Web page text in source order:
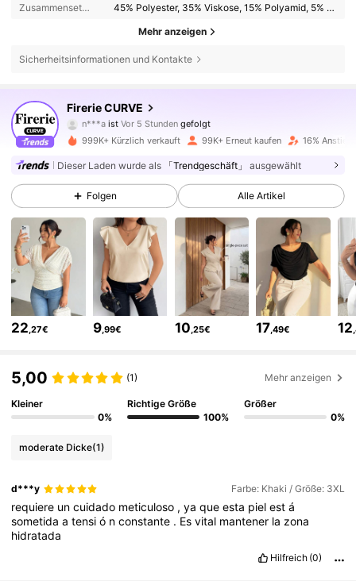
Zusammensetzung: 45% Polyester, 35% Viskose, 15% Polyamid, 5% Elasthan
Mehr anzeigen
Sicherheitsinformationen und Kontakte
Firerie CURVE
n***aist Vor 5 Stundengefolgt
4,76 227K Follower
227K Follower
227K Follower
4,76 227K Follower
4,76 227K Follower
999K+ Kürzlich verkauft 99K+ Erneut kaufen 16%
Dieser Laden wurde als 「Trendgeschäft」 ausgewählt
Folgen Alle Artikel
22 ,27€ 9 ,99€ 10 ,25€ 17 ,49€ 12
5,00 (1) Mehr anzeigen
Kleiner
0%
Richtige Größe
100%
Größer
0%
moderate Dicke(1)
d***y Farbe: Khaki / Größe: 3XL
requiere uncuidado meticuloso ,yaqueesta pielestá
sometidaatensió nconstante . Esvital mantener la zona
hidratada
Hilfreich (0)